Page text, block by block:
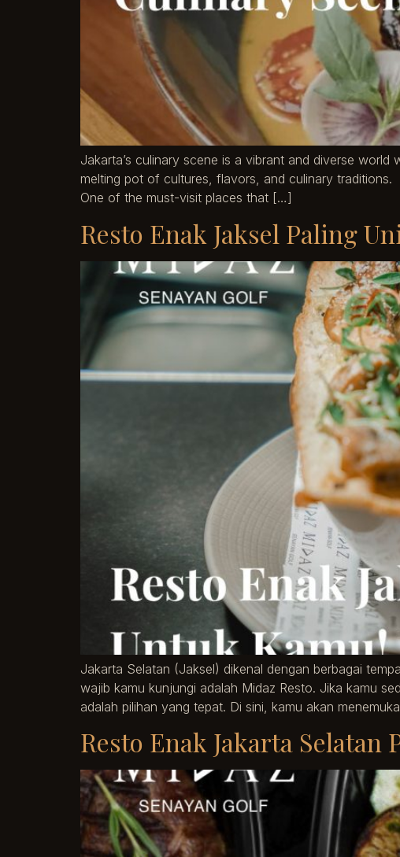
Jakarta’s culinary scene is a vibrant and diverse
melting pot of cultures, flavors, and culinary
One of the must-visit places that […]
Resto Enak Jaksel Paling
Jakarta Selatan (Jaksel) dikenal dengan berbagai
wajib kamu kunjungi adalah Midaz Resto. Jika kamu
adalah pilihan yang tepat. Di sini, kamu akan
Resto Enak Jakarta